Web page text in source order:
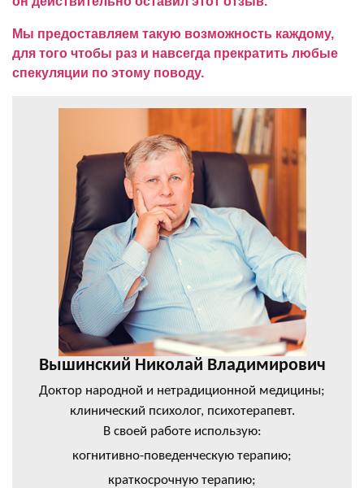
Мы предоставляем такую возможность каждому,
для того чтобы раз и навсегда прекратить любые
спекуляции по этому поводу.
Вышинский Николай Владимирович
Доктор народной и нетрадиционной медицины;
клинический психолог, психотерапевт.
В своей работе использую:
когнитивно-поведенческую терапию;
краткосрочную терапию;